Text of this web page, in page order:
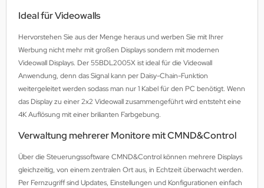
Ideal für Videowalls
Hervorstehen Sie aus der Menge heraus und werben Sie mit Ihrer
Werbung nicht mehr mit großen Displays sondern mit modernen
Videowall Displays. Der 55BDL2005X ist ideal für die Videowall
Anwendung, denn das Signal kann per Daisy-Chain-Funktion
weitergeleitet werden sodass man nur 1 Kabel für den PC benötigt. Wenn
das Display zu einer 2x2 Videowall zusammengeführt wird entsteht eine
4K Auflösung mit einer brilianten Farbgebung.
Verwaltung mehrerer Monitore mit CMND&Control
Über die Steuerungssoftware CMND&Control können mehrere Displays
gleichzeitig, von einem zentralen Ort aus, in Echtzeit überwacht werden.
Per Fernzugriff sind Updates, Einstellungen und Konfigurationen einfach